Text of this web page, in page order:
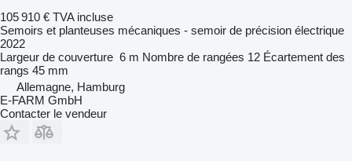
105 910 € TVA incluse
Semoirs et planteuses mécaniques - semoir de précision électrique
2022
Largeur de couverture 6 m Nombre de rangées 12 Écartement des
rangs 45 mm
Allemagne, Hamburg
E-FARM GmbH
Contacter le vendeur